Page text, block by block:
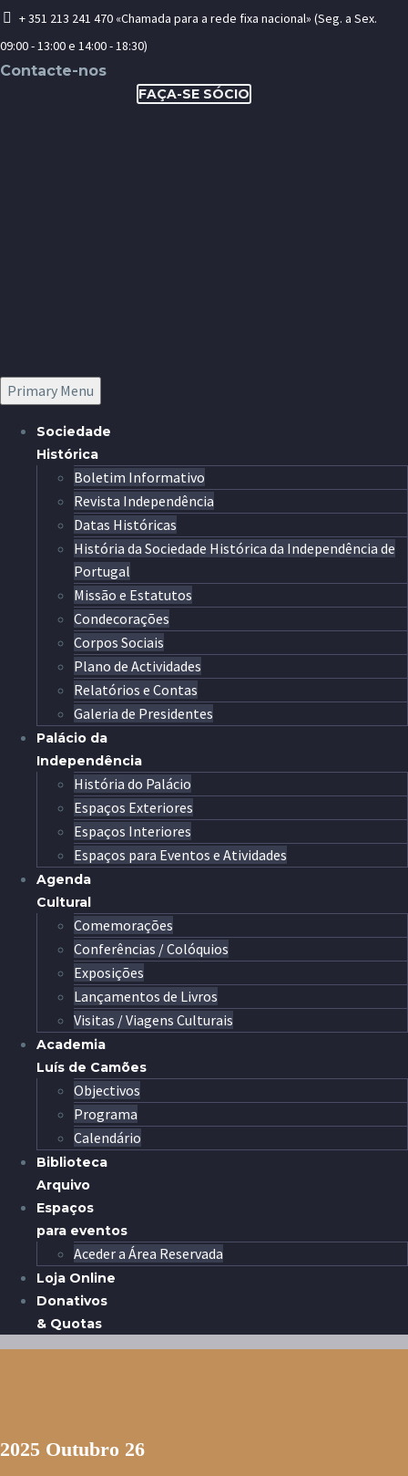
+ 351 213 241 470 «Chamada para a rede fixa nacional» (Seg. a Sex.
09:00 - 13:00 e 14:00 - 18:30)
Contacte-nos
FAÇA-SE SÓCIO
Primary Menu
Sociedade
Histórica
Boletim Informativo
Revista Independência
Datas Históricas
História da Sociedade Histórica da Independência de
Portugal
Missão e Estatutos
Condecorações
Corpos Sociais
Plano de Actividades
Relatórios e Contas
Galeria de Presidentes
Palácio da
Independência
História do Palácio
Espaços Exteriores
Espaços Interiores
Espaços para Eventos e Atividades
Agenda
Cultural
Comemorações
Conferências / Colóquios
Exposições
Lançamentos de Livros
Visitas / Viagens Culturais
Academia
Luís de Camões
Objectivos
Programa
Calendário
Biblioteca
Arquivo
Espaços
para eventos
Aceder a Área Reservada
Loja Online
Donativos
& Quotas
2025 Outubro 26